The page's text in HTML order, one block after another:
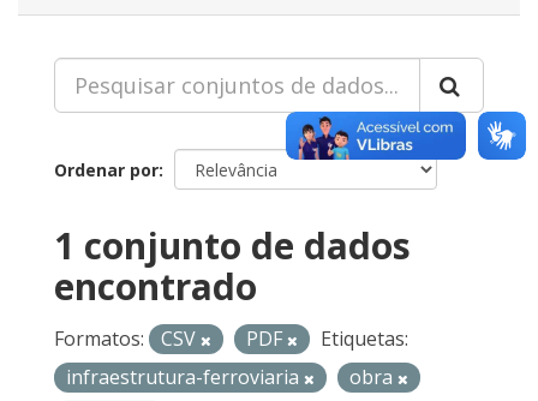
Ordenar por
1 conjunto de dados
encontrado
Formatos: CSV PDF
Etiquetas:
infraestrutura-ferroviaria
obra